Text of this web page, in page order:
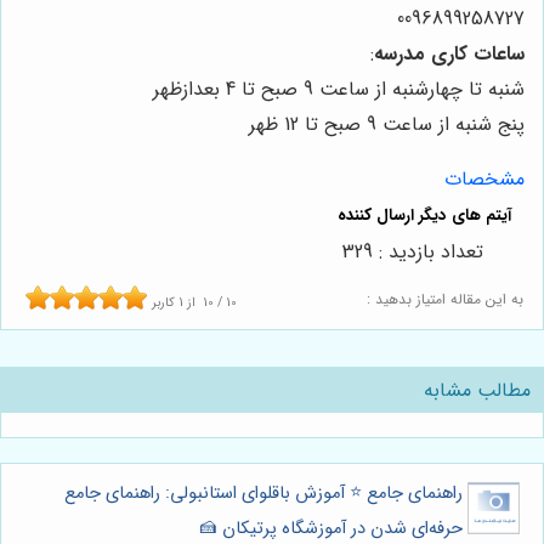
0096899258727
ساعات کاری مدرسه:
شنبه تا چهارشنبه از ساعت 9 صبح تا 4 بعدازظهر
پنج شنبه از ساعت 9 صبح تا 12 ظهر
مشخصات
به این مقاله امتیاز بدهید : 10 / 10 از 1 کاربر
تعداد بازدید : 329
مطالب مشابه
راهنمای جامع ⭐️ آموزش باقلوای استانبولی: راهنمای جامع
حرفه‌ای شدن در آموزشگاه پرتیکان 🍰